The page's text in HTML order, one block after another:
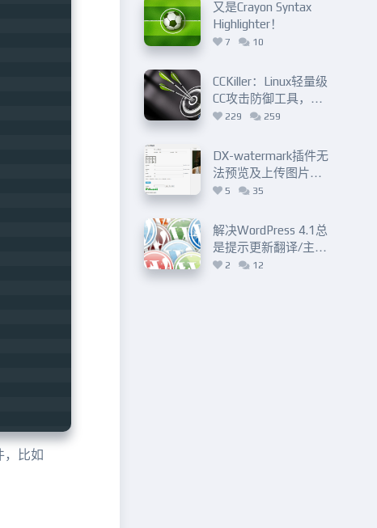
，比如
又是Crayon Syntax
Highlighter！
7 10
CCKiller：Linux轻量级
CC攻击防御工具，秒
级检查、自动拉黑和
229 259
DX-watermark插件无
法预览及上传图片报
imagesx()错误的解决
5 35
解决WordPress 4.1总
是提示更新翻译/主题
丢失、无法编辑等问
2 12